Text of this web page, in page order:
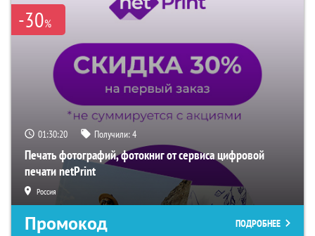
-30%
01:30:19 Получили:4
Печать фотографий, фотокниг от сервиса цифровой
печати netPrint
Россия
Промокод ПОДРОБНЕЕ